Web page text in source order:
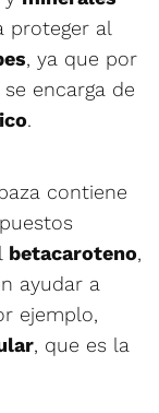
proteger al
, ya que por
se encarga de
.
contiene
betacaroteno,
ayudar a
ejemplo,
, que es la